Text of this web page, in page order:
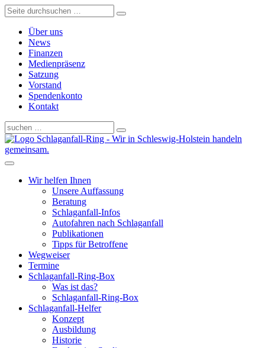
Über uns
News
Finanzen
Medienpräsenz
Satzung
Vorstand
Spendenkonto
Kontakt
Schlaganfall-Ring - Wir in Schleswig-Holstein handeln
gemeinsam.
Wir helfen Ihnen
Unsere Auffassung
Beratung
Schlaganfall-Infos
Autofahren nach Schlaganfall
Publikationen
Tipps für Betroffene
Wegweiser
Termine
Schlaganfall-Ring-Box
Was ist das?
Schlaganfall-Ring-Box
Schlaganfall-Helfer
Konzept
Ausbildung
Historie